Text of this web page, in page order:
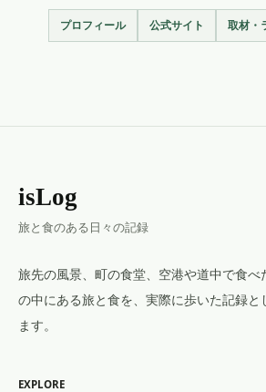
プロフィール 公式サイト 取材・
isLog
旅と食のある日々の記録
旅先の風景、町の食堂、空港や道中で食べ
の中にある旅と食を、実際に歩いた記録と
ます。
EXPLORE